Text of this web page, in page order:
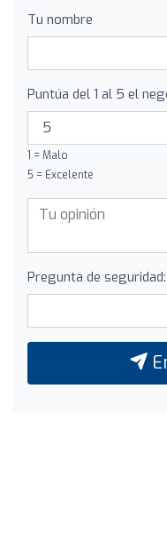
Tu nombre
Puntúa del 1 al 5 el
1 = Malo
5 = Excelente
Pregunta de